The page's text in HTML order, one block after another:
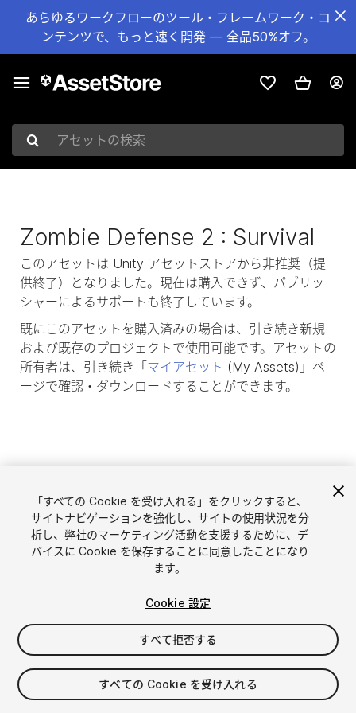
あらゆるワークフローのツール・フレームワーク・コ
ンテンツで、もっと速く開発 — 全品50%オフ。
アセットの検索
Zombie Defense 2 : Survival
このアセットは Unity アセットストアから非推奨（提
供終了）となりました。現在は購入できず、パブリッ
シャーによるサポートも終了しています。
既にこのアセットを購入済みの場合は、引き続き新規
および既存のプロジェクトで使用可能です。アセットの
所有者は、引き続き「 マイアセット (My Assets)」ペ
ージで確認・ダウンロードすることができます。
简体中文
한국어
日本語
販売審査ガイドライン
Asset Store Tools
パブリッシャー管理画面
よくあるご質問
「すべての Cookie を受け入れる」をクリックすると、
サイトナビゲーションを強化し、サイトの使用状況を分
析し、弊社のマーケティング活動を支援するために、デ
バイスに Cookie を保存することに同意したことになり
ます。
Cookie 設定
すべて拒否する
すべての Cookie を受け入れる